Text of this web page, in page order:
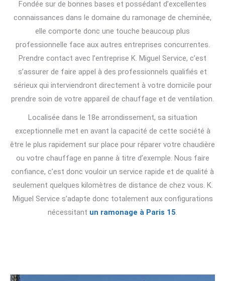
Fondée sur de bonnes bases et possédant d’excellentes
connaissances dans le domaine du ramonage de cheminée,
elle comporte donc une touche beaucoup plus
professionnelle face aux autres entreprises concurrentes.
Prendre contact avec l’entreprise K. Miguel Service, c’est
s’assurer de faire appel à des professionnels qualifiés et
sérieux qui interviendront directement à votre domicile pour
prendre soin de votre appareil de chauffage et de ventilation.
Localisée dans le 18e arrondissement, sa situation
exceptionnelle met en avant la capacité de cette société à
être le plus rapidement sur place pour réparer votre chaudière
ou votre chauffage en panne à titre d’exemple. Nous faire
confiance, c’est donc vouloir un service rapide et de qualité à
seulement quelques kilomètres de distance de chez vous. K.
Miguel Service s’adapte donc totalement aux configurations
nécessitant un ramonage à Paris 15.